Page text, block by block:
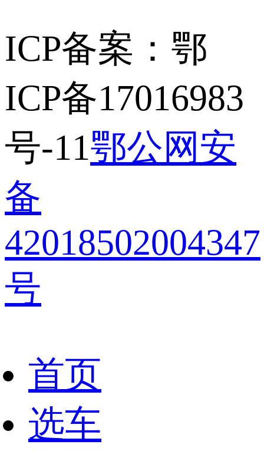
ICP备案：鄂
ICP备17016983
号-11鄂公网安
备
42018502004347
号
首页
选车